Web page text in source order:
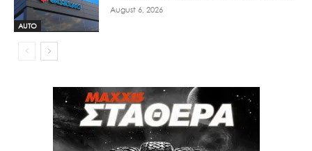
AUTO
August 6, 2026